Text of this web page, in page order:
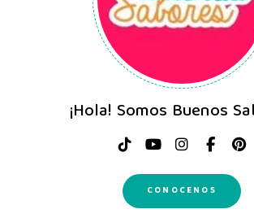
¡Hola! Somos Buenos
CONOCENOS